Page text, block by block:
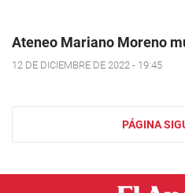
Ateneo Mariano Moreno
12 DE DICIEMBRE DE 2022 - 19:45
PÁGINA